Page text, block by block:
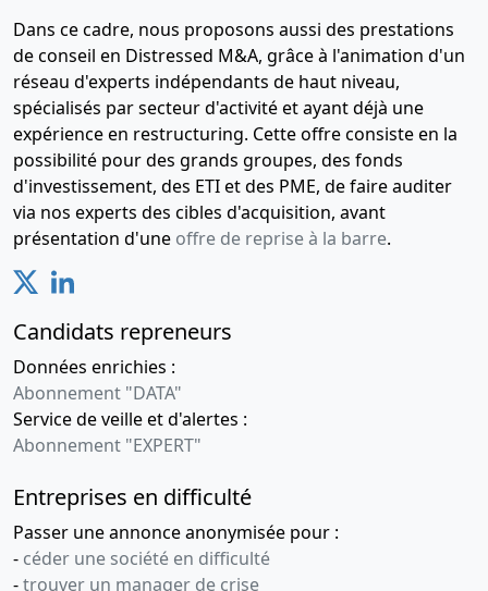
Dans ce cadre, nous proposons aussi des prestations
de conseil en Distressed M&A, grâce à l'animation d'un
réseau d'experts indépendants de haut niveau,
spécialisés par secteur d'activité et ayant déjà une
expérience en restructuring. Cette offre consiste en la
possibilité pour des grands groupes, des fonds
d'investissement, des ETI et des PME, de faire auditer
via nos experts des cibles d'acquisition, avant
présentation d'une offre de reprise à la barre.
Candidats repreneurs
Données enrichies :
Abonnement "DATA"
Service de veille et d'alertes :
Abonnement "EXPERT"
Entreprises en difficulté
Passer une annonce anonymisée pour :
- céder une société en difficulté
-trouver un manager de crise